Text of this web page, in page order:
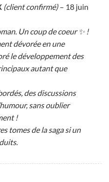
(client confirmé) – 18 juin
Un coup de coeur ✨ !
dévorée en une
le développement des
autant que
des discussions
sans oublier
!
tomes de la saga si un